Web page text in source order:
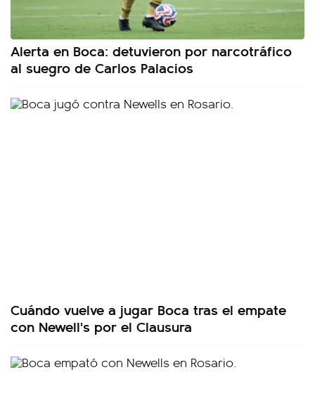
Alerta en Boca: detuvieron por narcotráfico
al suegro de Carlos Palacios
Cuándo vuelve a jugar Boca tras el empate
con Newell's por el Clausura